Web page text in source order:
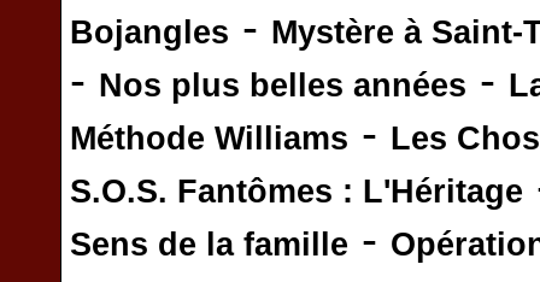
Bojangles - Mystère à Saint-
- Nos plus belles années -
Méthode Williams - Les
S.O.S. Fantômes : L'Héritage
Sens de la famille -